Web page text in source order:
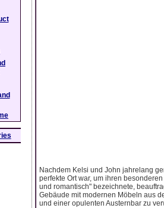
Nachdem Kelsi und John jahrelang
perfekte Ort war, um ihren
und romantisch" bezeichnete,
Gebäude mit modernen Möbeln aus
und einer opulenten Austernbar zu